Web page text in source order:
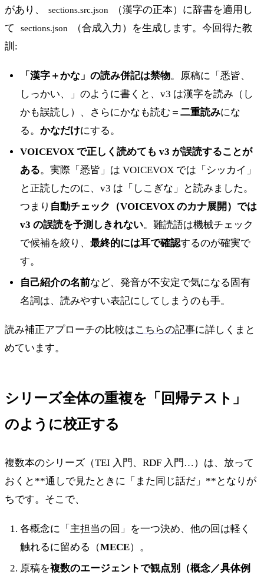
があり、
sections.src.json
（漢字の正本）に辞書を適用し
て
sections.json
（合成入力）を生成します。今回得た教
訓:
「漢字＋かな」の読み併記は禁物。原稿に「悉皆、
しっかい、」のように書くと、v3 は漢字を読み（し
かも誤読し）、さらにかなも読む＝ 二重読みにな
る。 かなだけにする。
VOICEVOX で正しく読めても v3 が誤読することが
ある。実際「悉皆」は VOICEVOX では「シッカイ」
と正読したのに、v3 は「しこぎな」と読みました。
つまり 自動チェック（VOICEVOX のカナ展開）では
v3 の誤読を予測しきれない。難読語は機械チェック
で候補を絞り、 最終的には耳で確認するのが確実で
す。
自己紹介の名前など、発音が不安定で気になる固有
名詞は、読みやすい表記にしてしまうのも手。
読み補正アプローチの比較はこちらの記事に詳しくまと
めています。
シリーズ全体の重複を「回帰テスト」
のように校正する
複数本のシリーズ（TEI 入門、RDF 入門…）は、放って
おくと**通しで見たときに「また同じ話だ」**となりが
ちです。そこで、
各概念に「主担当の回」を一つ決め、他の回は軽く
触れるに留める（MECE）。
原稿を複数のエージェントで観点別（概念／具体例